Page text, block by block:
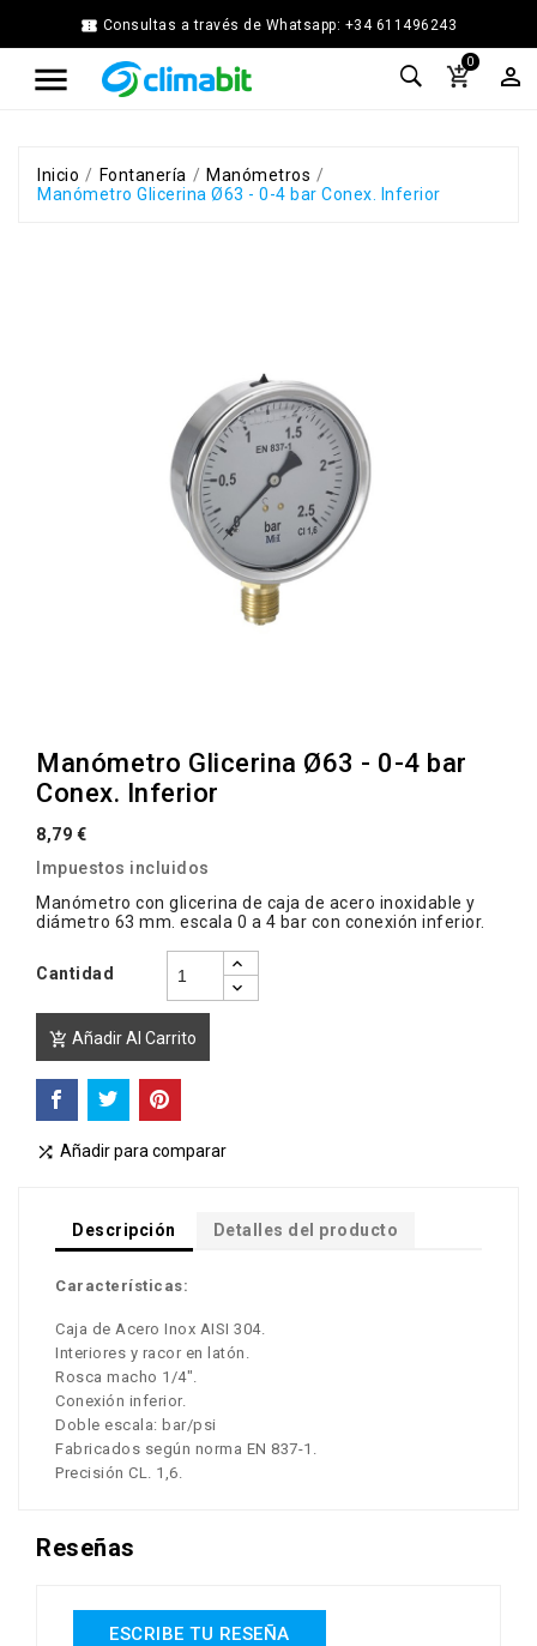
 Consultas a través de Whatsapp: +34 611496243

Home
Agua
Chimenea
Modular

0

Inicio Fontanería
Manómetros
Manómetro Glicerina Ø63 - 0-4 bar Conex. Inferior
Manómetro Glicerina Ø63 - 0-4 bar
Conex. Inferior
8,79 €
Impuestos incluidos
Manómetro con glicerina de caja de acero inoxidable y
diámetro 63 mm. escala 0 a 4 bar con conexión inferior.
Cantidad
 Añadir Al Carrito
 Añadir para comparar
Descripción Detalles del producto
Características:
Caja de Acero Inox AISI 304.
Interiores y racor en latón.
Rosca macho 1/4".
Conexión inferior.
Doble escala: bar/psi
Fabricados según norma EN 837-1.
Precisión CL. 1,6.
Reseñas
ESCRIBE TU RESEÑA